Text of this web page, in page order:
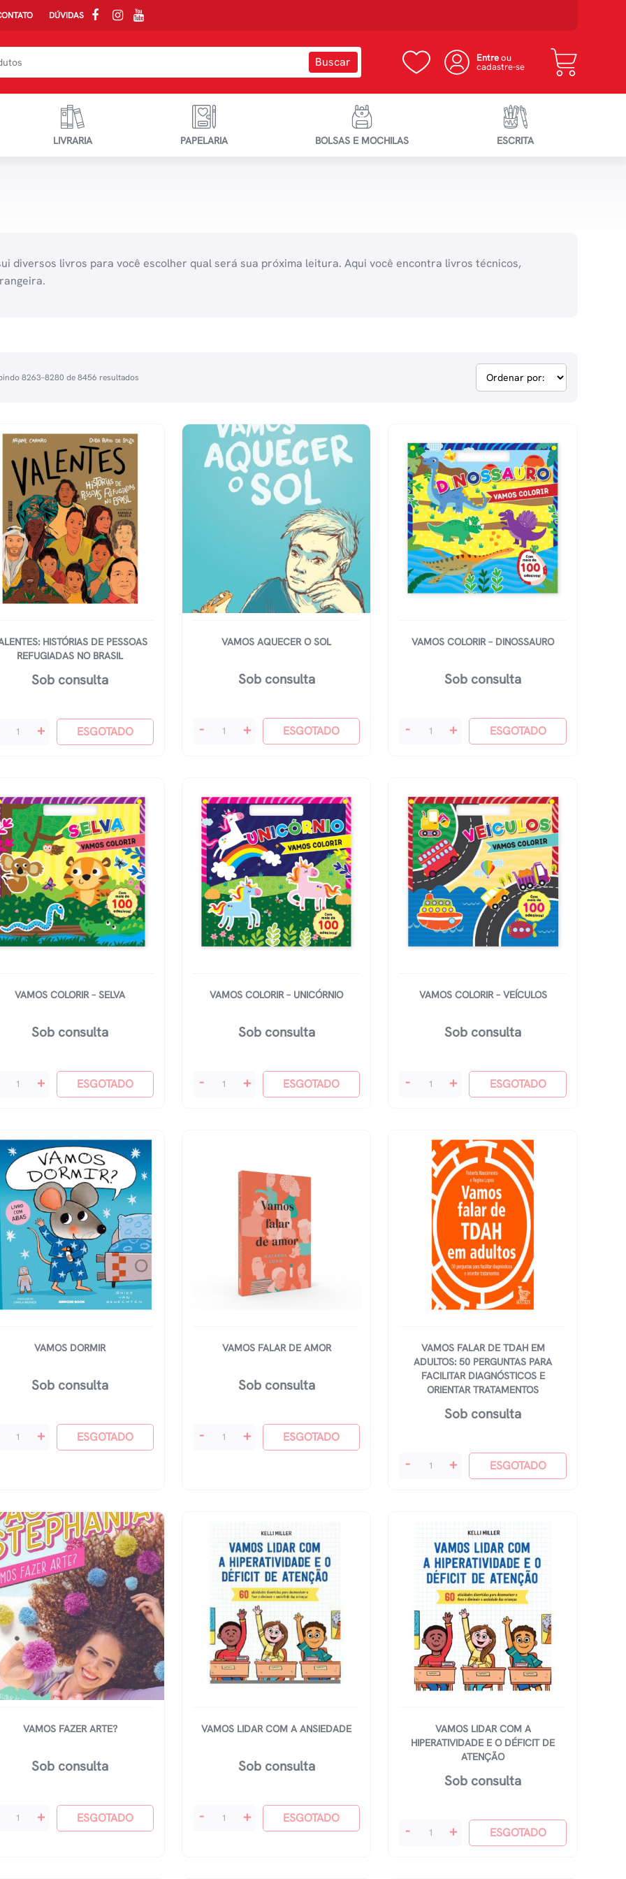
DÚVIDAS
Entreou
cadastre-se
LIVRARIA PAPELARIA BOLSAS E MOCHILAS ESCRITA
diversos livros para você escolher qual será sua próxima leitura. Aqui você encontra livros técnicos,
8263–8280 de 8456 resultados
HISTÓRIAS DE PESSOAS
REFUGIADAS NO BRASIL
Sob consulta
+ ESGOTADO
VAMOS AQUECER O SOL
Sob consulta
Vamos
quantidade
- + ESGOTADO
VAMOS COLORIR – DINOSSAURO
Sob consulta
Vamos
quantidade
- + ESGOTADO
VAMOS COLORIR – SELVA
Sob consulta
+ ESGOTADO
VAMOS COLORIR – UNICÓRNIO
Sob consulta
Vamos
- + ESGOTADO
VAMOS COLORIR – VEÍCULOS
Sob consulta
Vamos
quantidade
- + ESGOTADO
VAMOS DORMIR
Sob consulta
+ ESGOTADO
VAMOS FALAR DE AMOR
Sob consulta
Vamos
- + ESGOTADO
VAMOS FALAR DE TDAH EM
ADULTOS: 50 PERGUNTAS PARA
FACILITAR DIAGNÓSTICOS E
ORIENTAR TRATAMENTOS
Sob consulta
Vamos
Adultos:
Perguntas
Facilitar
Diagnósticos
Orientar
Tratamentos
- + ESGOTADO
VAMOS FAZER ARTE?
Sob consulta
+ ESGOTADO
VAMOS LIDAR COM A ANSIEDADE
Sob consulta
Vamos
- + ESGOTADO
VAMOS LIDAR COM A
HIPERATIVIDADE E O DÉFICIT DE
ATENÇÃO
Sob consulta
Vamos
- + ESGOTADO